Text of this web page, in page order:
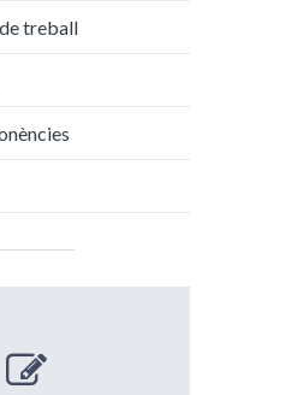
treball